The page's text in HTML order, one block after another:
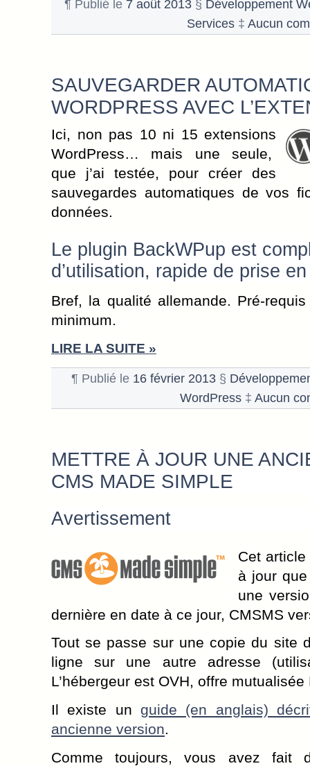
¶ Publié le 7 août 2013 § Développement
Services‡ Aucun
SAUVEGARDER
WORDPRESS AVEC
Ici, non pas 10 ni 15 extensions
WordPress… mais une seule,
que j’ai testée, pour créer des
sauvegardes automatiques de vos
données.
Le plugin BackWPup est
d’utilisation, rapide de prise
Bref, la qualité allemande. Pré-
minimum.
LIRE LA SUITE »
¶ Publié le 16 février 2013§
WordPress‡ Aucun
METTRE À JOUR UNE
CMS MADE SIMPLE
Avertissement
Cet
à jour
une
dernière en date à ce jour, CMSMS
Tout se passe sur une copie du site
ligne sur une autre adresse
L’hébergeur est OVH, offre mutualisée
Il existe un guide (en anglais)
ancienne version.
Comme toujours, vous avez fait